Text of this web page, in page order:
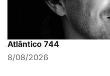
Atlântico 744
8/08/2026